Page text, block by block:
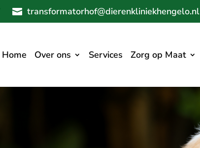
 transformatorhof@dierenkliniekhengelo.nl
Home Over ons Services Zorg op Maat